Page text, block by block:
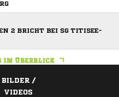
2 BRICHT BEI SG TITISEE-
IM ÜBERBLICK
BILDER /
VIDEOS